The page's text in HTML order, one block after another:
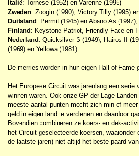
Italië: Tornese (1952) en Varenne (1995)
Zweden: Zoogin (1990), Victory Tilly (1995)
Duitsland : Permit (1945) en Abano As
Finland : Keystone Patriot, Friendly Face en
Nederland : Quicksilver S (1949), Hairos II
(1969) en Yellowa (1981)
De merries worden in hun eigen Hall of Fame
Het Europese Circuit was jarenlang een
winnen waren. Ook onze GP der Lage
meeste aantal punten mocht zich min of
geld in eigen land te verdienen en daardoor
Bovendien combineren ze koers- en dek-
het Circuit geselecteerde koersen,
de laatste jaren) niet altijd het beste paard